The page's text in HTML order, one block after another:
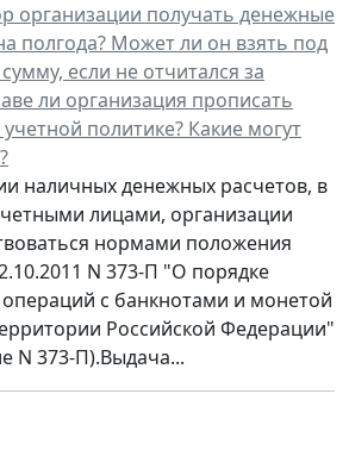
организации получать денежные
полгода? Может ли он взять под
если не отчитался за
ли организация прописать
политике? Какие могут
наличных денежных расчетов, в
лицами, организации
нормами положения
N 373-П "О порядке
операций с банкнотами и монетой
Российской Федерации"
N 373-П).Выдача...